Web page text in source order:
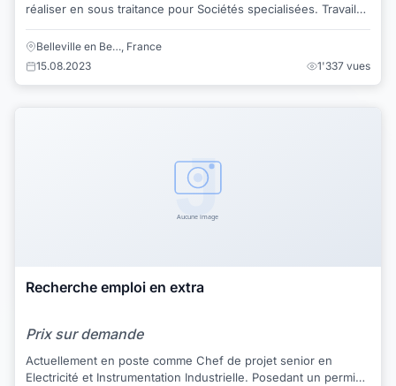
réaliser en sous traitance pour Sociétés specialisées. Travail
Belleville en Be…, France
15.08.2023
1'337 vues
Recherche emploi en extra
Prix sur demande
Actuellement en poste comme Chef de projet senior en
Electricité et Instrumentation Industrielle. Posedant un permis